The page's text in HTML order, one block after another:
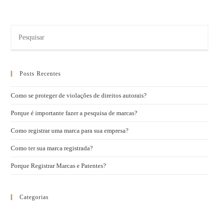
Posts Recentes
Como se proteger de violações de direitos autorais?
Porque é importante fazer a pesquisa de marcas?
Como registrar uma marca para sua empresa?
Como ter sua marca registrada?
Porque Registrar Marcas e Patentes?
Categorias